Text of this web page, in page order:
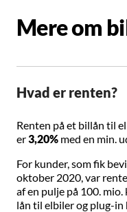
Mere om
Hvad er renten?
Renten på et billån til
er3,20% med en min.
For kunder, som fik
oktober 2020, var
af en pulje på 100.
lån til elbiler og plug-